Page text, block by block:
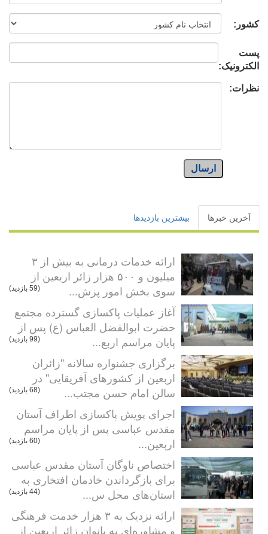
کشور:
پست
الکترونیک:
نظرات:
ارسال
آخرین خبرها بیشترین بازدیدها
ارائه خدمات درمانی به بیش از ۳
میلیون و ۵۰۰ هزار زائر اربعین از
سوی بخش امور پزش...
(59 بازدید)
آغاز عملیات پاکسازی گسترده مجتمع
حضرت ابوالفضل العباس (ع) پس از
پایان مراسم اربع...
(99 بازدید)
برگزاری جشنواره سالانه "زائران
اربعین از کشورهای آفریقایی" در
سالن امام حسن مجتب...
(68 بازدید)
اجرای پویش پاکسازی اطراف آستان
مقدس عباسی پس از پایان مراسم
اربعین...
(60 بازدید)
اختصاص ناوگان آستان مقدس عباسی
برای بازگرداندن خادمان افتخاری به
استان‌های محل س...
(44 بازدید)
ارائه نزدیک به ۳ هزار خدمت فرهنگی
و مشاوره‌ای به بانوان زائر اربعین از